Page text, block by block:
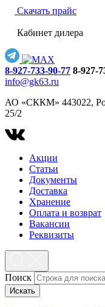
Скачать прайс
Кабинет дилера
8-927-733-90-77 8-927-
info@gk63.ru
АО «СККМ» 443022,
25/2
Акции
Статьи
Документы
Доставка
Хранение
Оплата и возврат
Вакансии
Реквизиты
Поиск
Искать